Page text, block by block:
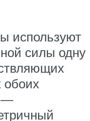
используют
силы одну
—